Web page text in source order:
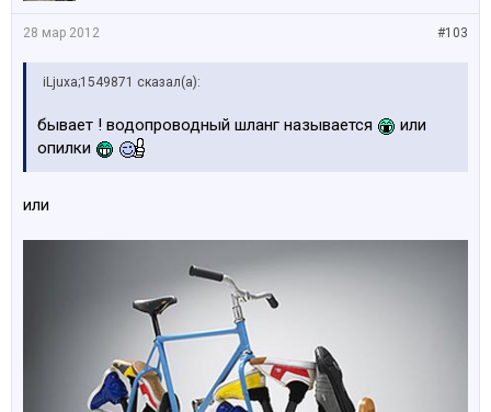
#103
28 мар 2012
iLjuxa;1549871 сказал(а):
бывает ! водопроводный шланг называется
или
опилки
или